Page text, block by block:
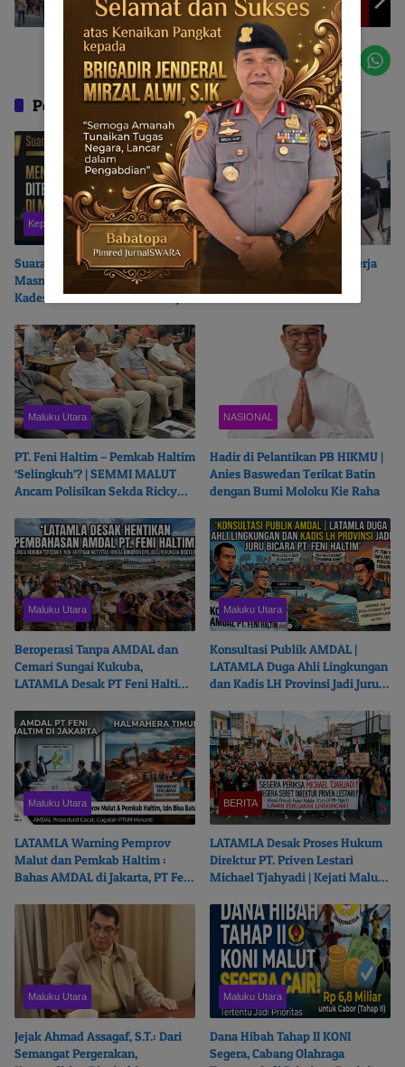
Tidore : Damai Itu Indah
Pos Terkait
Kepulauan Sula
Suara Nyaring dari Wailoba |
Masmina : Mengapa Nasib
Kades Desa Ditentukan di Meja
Banten
Di Kantor FIF Tangerang | Kerja
Jurnalistik Dijawab dengan
Intimidasi dan Cakaran
Maluku Utara
PT. Feni Haltim – Pemkab Haltim
‘Selingkuh’? | SEMMI MALUT
Ancam Polisikan Sekda Ricky
NASIONAL
Hadir di Pelantikan PB HIKMU |
Anies Baswedan Terikat Batin
dengan Bumi Moloku Kie Raha
Maluku Utara
Beroperasi Tanpa AMDAL dan
Cemari Sungai Kukuba,
LATAMLA Desak PT Feni Haltim
Maluku Utara
Konsultasi Publik AMDAL |
LATAMLA Duga Ahli Lingkungan
dan Kadis LH Provinsi Jadi Juru
Maluku Utara
LATAMLA Warning Pemprov
Malut dan Pemkab Haltim :
Bahas AMDAL di Jakarta, PT Feni
BERITA
LATAMLA Desak Proses Hukum
Direktur PT. Priven Lestari
Michael Tjahyadi | Kejati Malut
Maluku Utara
Jejak Ahmad Assagaf, S.T.: Dari
Semangat Pergerakan,
Maluku Utara
Dana Hibah Tahap II KONI
Segera, Cabang Olahraga